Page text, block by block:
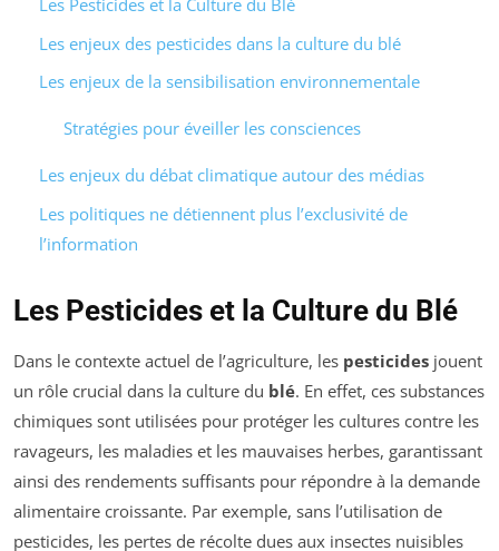
Les Pesticides et la Culture du Blé
Les enjeux des pesticides dans la culture du blé
Les enjeux de la sensibilisation environnementale
Stratégies pour éveiller les consciences
Les enjeux du débat climatique autour des médias
Les politiques ne détiennent plus l’exclusivité de
l’information
Les Pesticides et la Culture du Blé
Dans le contexte actuel de l’agriculture, les pesticides jouent
un rôle crucial dans la culture du blé. En effet, ces substances
chimiques sont utilisées pour protéger les cultures contre les
ravageurs, les maladies et les mauvaises herbes, garantissant
ainsi des rendements suffisants pour répondre à la demande
alimentaire croissante. Par exemple, sans l’utilisation de
pesticides, les pertes de récolte dues aux insectes nuisibles